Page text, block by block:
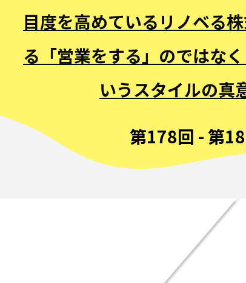
目度を高めているリノベる
る「営業をする」のではな
いうスタイルの真
第178回 - 第